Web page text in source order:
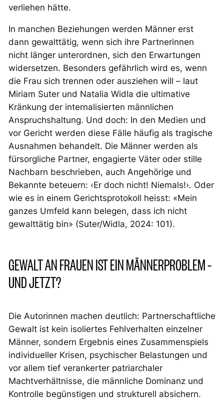
verliehen hätte.
In manchen Beziehungen werden Männer erst
dann gewalttätig, wenn sich ihre Partnerinnen
nicht länger unterordnen, sich den Erwartungen
widersetzen. Besonders gefährlich wird es, wenn
die Frau sich trennen oder ausziehen will – laut
Miriam Suter und Natalia Widla die ultimative
Kränkung der internalisierten männlichen
Anspruchshaltung. Und doch: In den Medien und
vor Gericht werden diese Fälle häufig als tragische
Ausnahmen behandelt. Die Männer werden als
fürsorgliche Partner, engagierte Väter oder stille
Nachbarn beschrieben, auch Angehörige und
Bekannte beteuern: ‹Er doch nicht! Niemals!›. Oder
wie es in einem Gerichtsprotokoll heisst: «Mein
ganzes Umfeld kann belegen, dass ich nicht
gewalttätig bin» (Suter/Widla, 2024: 101).
GEWALT AN FRAUEN IST EIN MÄNNERPROBLEM –
UND JETZT?
Die Autorinnen machen deutlich: Partnerschaftliche
Gewalt ist kein isoliertes Fehlverhalten einzelner
Männer, sondern Ergebnis eines Zusammenspiels
individueller Krisen, psychischer Belastungen und
vor allem tief verankerter patriarchaler
Machtverhältnisse, die männliche Dominanz und
Kontrolle begünstigen und strukturell absichern.